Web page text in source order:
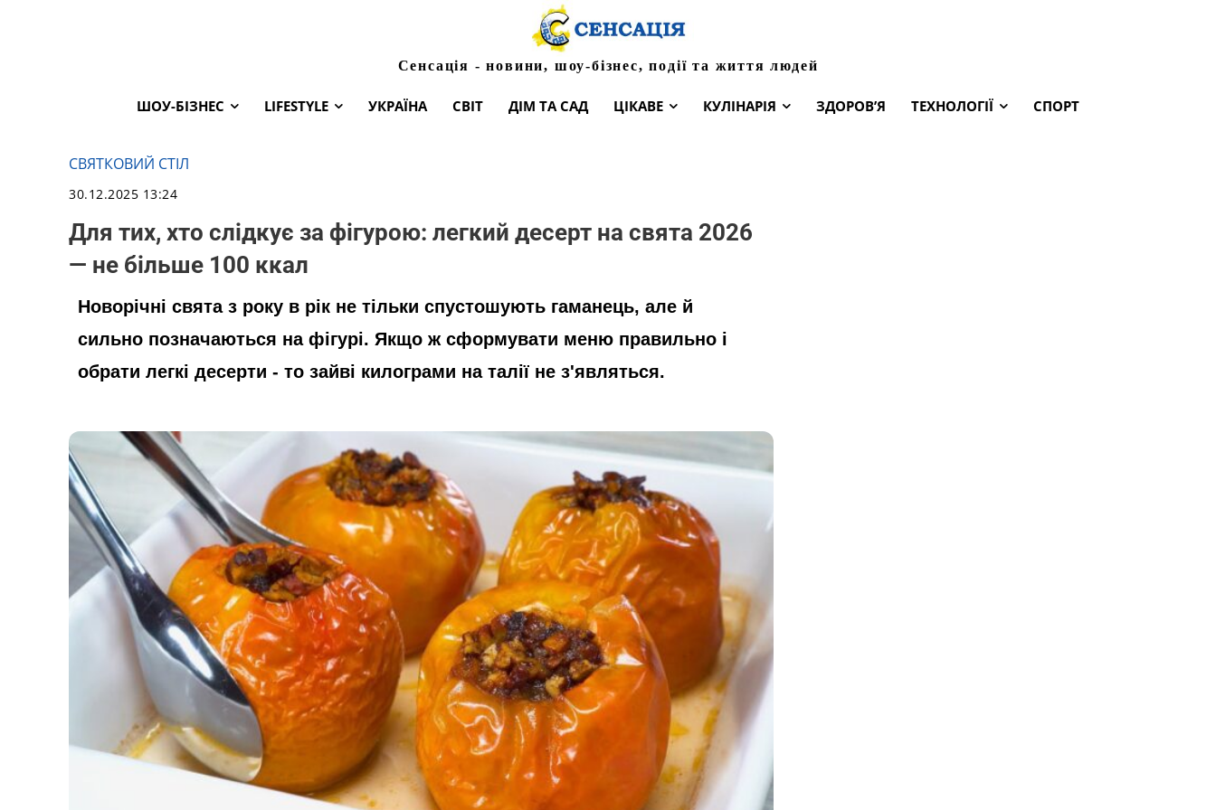
Сенсація - новини, шоу-бізнес, події та життя людей
ШОУ-БІЗНЕС LIFESTYLE УКРАЇНА СВІТ ДІМ ТА САД ЦІКАВЕ КУЛІНАРІЯ ЗДОРОВ’Я ТЕХНОЛОГІЇ СПОРТ
СВЯТКОВИЙ СТІЛ
30.12.2025 13:24
Для тих, хто слідкує за фігурою: легкий десерт на свята 2026
— не більше 100 ккал
Новорічні свята з року в рік не тільки спустошують гаманець, але й
сильно позначаються на фігурі. Якщо ж сформувати меню правильно і
обрати легкі десерти - то зайві килограми на талії не з'являться.